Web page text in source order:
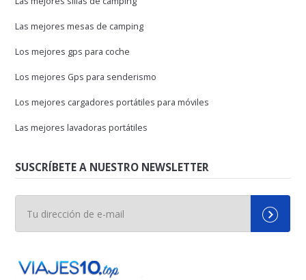
Las mejores mesas de camping
Los mejores gps para coche
Los mejores Gps para senderismo
Los mejores cargadores portátiles para móviles
Las mejores lavadoras portátiles
SUSCRÍBETE A NUESTRO NEWSLETTER